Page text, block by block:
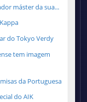
máster da sua...
do Tokyo Verdy
tem imagem
da Portuguesa
do AIK